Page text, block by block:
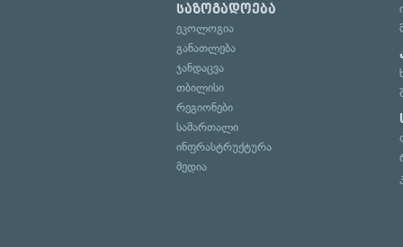
საზოგადოება
ეკოლოგია
განათლება
ჯანდაცვა
თბილისი
რეგიონები
სამართალი
ინფრასტრუქტურა
მედია